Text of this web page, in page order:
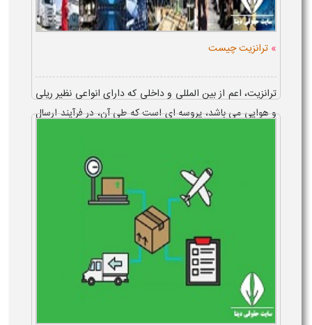
» ترانزیت چیست
ترانزیت، اعم از بین المللی و داخلی که دارای انواعی نظیر ریلی
و هوایی می باشد، پروسه ای است که طی آن، در فرآیند ارسال